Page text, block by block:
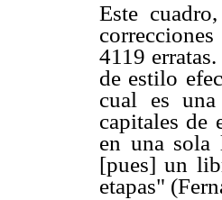
Este
4119
de estilo
cual es
capitales de
en una sola
[pues] un
etapas"